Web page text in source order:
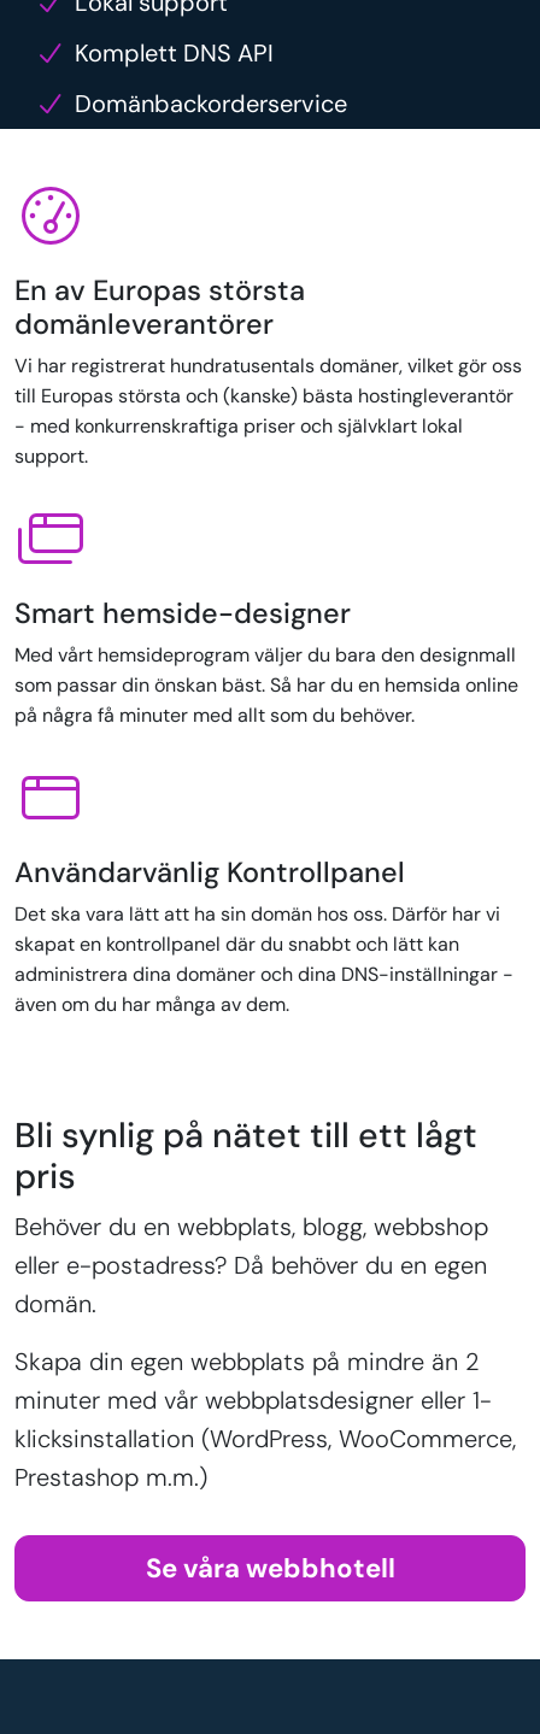
Komplett DNS API
Domänbackorderservice
En av Europas största
domänleverantörer
Vi har registrerat hundratusentals domäner, vilket gör oss
till Europas största och (kanske) bästa hostingleverantör
- med konkurrenskraftiga priser och självklart lokal
support.
Smart hemside-designer
Med vårt hemsideprogram väljer du bara den designmall
som passar din önskan bäst. Så har du en hemsida online
på några få minuter med allt som du behöver.
Användarvänlig Kontrollpanel
Det ska vara lätt att ha sin domän hos oss. Därför har vi
skapat en kontrollpanel där du snabbt och lätt kan
administrera dina domäner och dina DNS-inställningar -
även om du har många av dem.
Bli synlig på nätet till ett lågt
pris
Behöver du en webbplats, blogg, webbshop
eller e-postadress? Då behöver du en egen
domän.
Skapa din egen webbplats på mindre än 2
minuter med vår webbplatsdesigner eller 1-
klicksinstallation (WordPress, WooCommerce,
Prestashop m.m.)
Se våra webbhotell